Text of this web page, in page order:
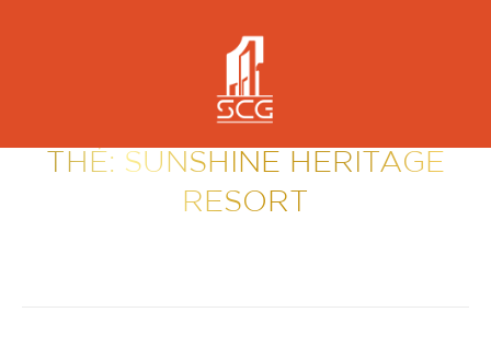
SCG GROUP/ BLOG ARCHIVES
THẺ:SUNSHINE HERITAGE
RESORT